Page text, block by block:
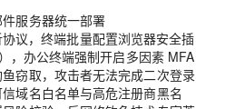
服务器统一部署
议，终端批量配置浏览器安全插
，办公终端强制开启多因素 MFA
窃取，攻击者无法完成二次登录
域名白名单与高危注册商黑名